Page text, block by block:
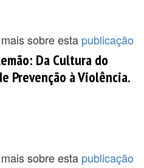
sobre esta publicação
Da Cultura do
Prevenção à Violência.
sobre esta publicação